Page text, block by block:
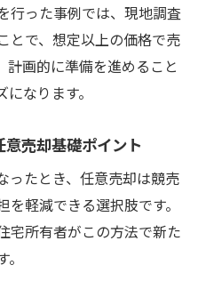
市専門家の選び方とポ
の任意売却ステップ
を守口市で具体的に解
までの流れと注意点と
べき債権者交渉のコツ
ステップを効率化する
行った事例では、現地調査
とで、想定以上の価格で売
計画的に準備を進めること
なります。
売却基礎ポイント
ったとき、任意売却は競売
軽減できる選択肢です。
宅所有者がこの方法で新た